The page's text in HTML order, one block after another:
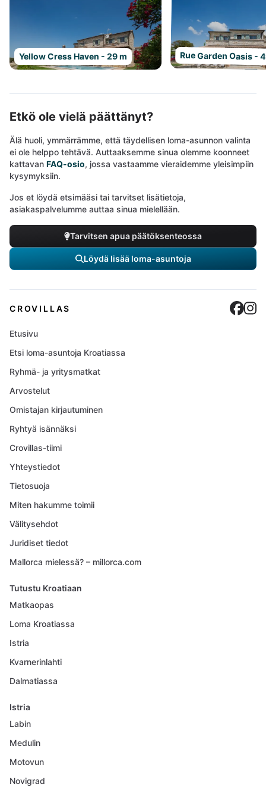
Yellow Cress Haven - 29 m Rue Garden Oasis -
Etkö ole vielä päättänyt?
Älä huoli, ymmärrämme, että täydellisen loma-asunnon valinta
ei ole helppo tehtävä. Auttaaksemme sinua olemme koonneet
kattavan FAQ-osio, jossa vastaamme vieraidemme yleisimpiin
kysymyksiin.
Jos et löydä etsimääsi tai tarvitset lisätietoja,
asiakaspalvelumme auttaa sinua mielellään.
Tarvitsen apua päätöksenteossa
Löydä lisää loma-asuntoja
CROVILLAS
Etusivu
Etsi loma-asuntoja Kroatiassa
Ryhmä- ja yritysmatkat
Arvostelut
Omistajan kirjautuminen
Ryhtyä isännäksi
Crovillas-tiimi
Yhteystiedot
Tietosuoja
Miten hakumme toimii
Välitysehdot
Juridiset tiedot
Mallorca mielessä? – millorca.com
Tutustu Kroatiaan
Matkaopas
Loma Kroatiassa
Istria
Kvarnerinlahti
Dalmatiassa
Istria
Labin
Medulin
Motovun
Novigrad